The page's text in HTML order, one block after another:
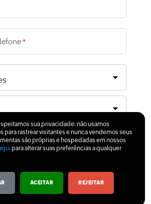
*
você concorda em processar seus
de acordo com aPolítica de Privacidade.
sua privacidade: não usamos
para rastrear visitantes e nunca vendemos seus
são próprias e hospedadas em nossos
para alterar suas preferências a qualquer
ACEITAR REJEITAR